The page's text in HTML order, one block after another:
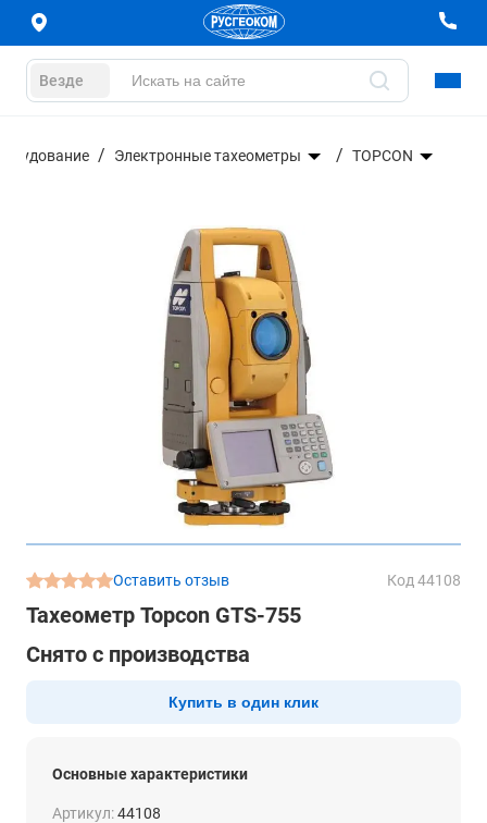
Везде
Электронные тахеометры TOPCON
Оставить отзыв Код 44108
Тахеометр Topcon GTS-755
Снято с производства
Купить в один клик
Основные характеристики
Артикул:44108